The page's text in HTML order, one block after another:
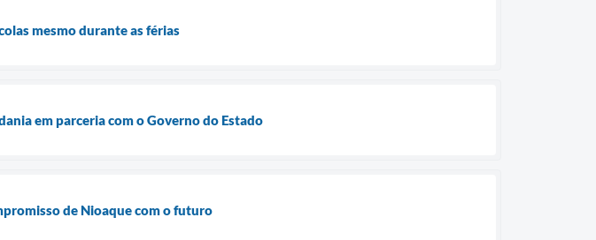
mesmo durante as férias
em parceria com o Governo do Estado
de Nioaque com o futuro